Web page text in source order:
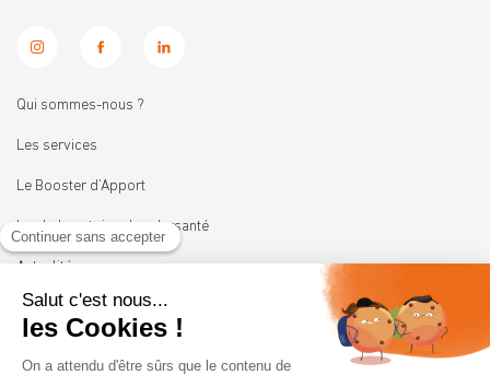
Qui sommes-nous ?
Les services
Le Booster d’Apport
Les Laboratoires Leadersanté
Actualités
Nous rejoindre